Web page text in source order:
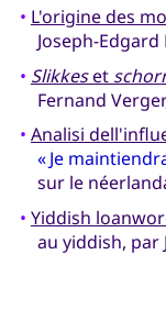
• L'origine des
Joseph-
• Slikkeset
Fernand
• Analisi
« Je
sur le
• Yiddish
au yiddish, par